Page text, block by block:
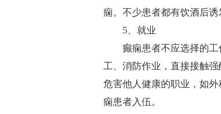
痫。不少患者都有饮酒后
5、就业
癫痫患者不应选择的
工、消防作业，直接接触
危害他人健康的职业，如
痫患者入伍。